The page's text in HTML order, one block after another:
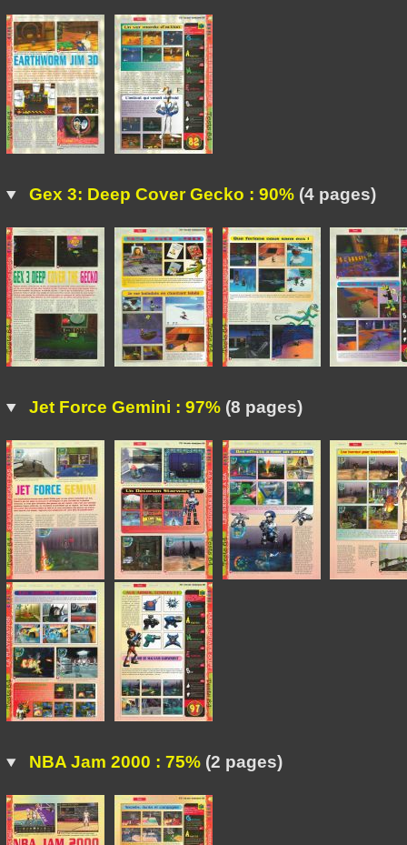
Gex 3: Deep Cover Gecko : 90%(4 pages)
Jet Force Gemini : 97%(8 pages)
NBA Jam 2000 : 75%(2 pages)